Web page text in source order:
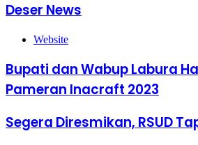
Deser News
Website
Bupati dan Wabup Labura
Pameran Inacraft 2023
Segera Diresmikan, RSUD